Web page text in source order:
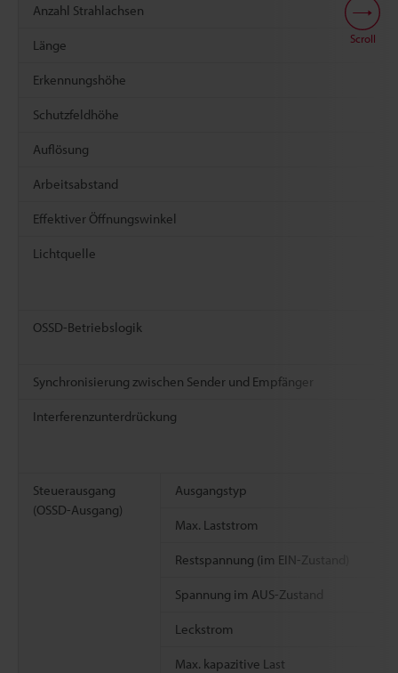
Anzahl Strahlachsen
Länge
Erkennungshöhe
Schutzfeldhöhe
Auflösung
Arbeitsabstand
Effektiver Öffnungswinkel
Lichtquelle
OSSD-Betriebslogik
Synchronisierung zwischen Sender und Empfänger
Interferenzunterdrückung
Steuerausgang
(OSSD-Ausgang)
Ausgangstyp
Max. Laststrom
Restspannung (im EIN-Zustand)
Spannung im AUS-Zustand
Leckstrom
Max. kapazitive Last
Scroll